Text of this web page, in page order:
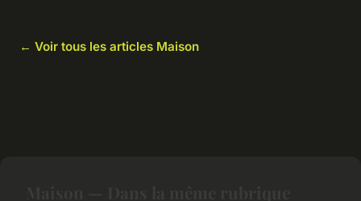
← Voir tous les articles Maison